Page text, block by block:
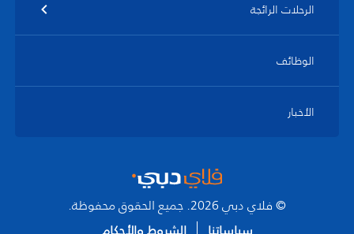
الرحلات الرائجة
الوظائف
الأخبار
© فلاي دبي 2026. جميع الحقوق محفوظة.